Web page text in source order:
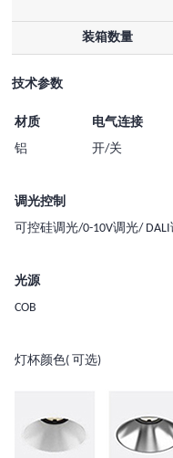
装箱数量
技术参数
材质
电气连接
铝
开/关
调光控制
可控硅调光/0-10V调光/
光源
COB
灯杯颜色( 可选)